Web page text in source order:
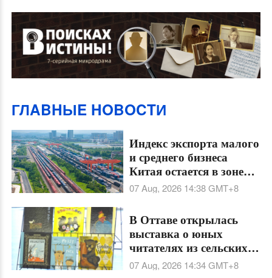
ГЛABHЫE HOBOCTИ
Индекс экспорта малого
и среднего бизнеса
Китая остается в зоне
роста 27 месяцев подряд
07 Aug, 2026 14:38GMT+8
В Оттаве открылась
выставка о юных
читателях из сельских
районов Китая
07 Aug, 2026 14:34GMT+8